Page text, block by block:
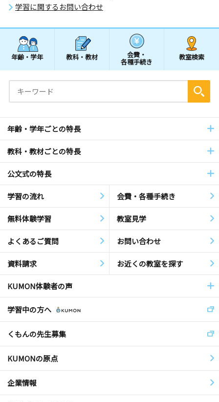
学習に関するお問い合わせ
年齢・学年 教科・教材 会費・
各種手続き
教室検索
年齢・学年ごとの特長
教科・教材ごとの特長
公文式の特長
学習の流れ 会費・各種手続き
無料体験学習 教室見学
よくあるご質問 お問い合わせ
資料請求 お近くの教室を探す
KUMON体験者の声
学習中の方へ
くもんの先生募集
KUMONの原点
企業情報